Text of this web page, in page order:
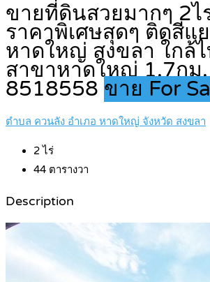
ขายที่ดินสวยมากๆ 2ไ
ราคาพิเศษสุดๆ ติดสี่แ
หาดใหญ่ สงขลา ใกล้
สาขาหาดใหญ่ 1.7กม
8518558 ขาย For
ตำบล ควนลัง อำเภอ หาดใหญ่ จังหวัด สงขลา
2ไร่
44 ตารางวา
Description